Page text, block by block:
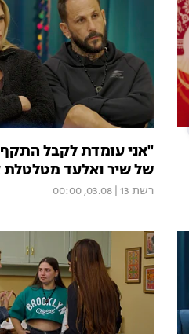
"אני עומדת לקבל
של שיר ואלעד מטלטלת
רשת 13 03.08, 00:00